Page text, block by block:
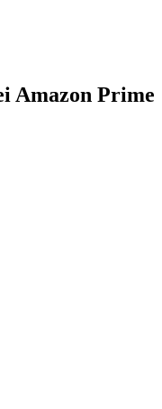
Amazon Prime